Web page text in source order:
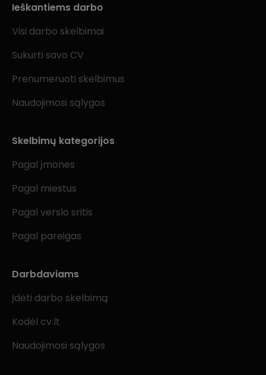
Ieškantiems darbo
Visi darbo skelbimai
Sukurti savo CV
Prenumeruoti skelbimus
Naudojimosi sąlygos
Skelbimų kategorijos
Pagal įmones
Pagal miestus
Pagal verslo sritis
Pagal pareigas
Darbdaviams
Įdėti darbo skelbimą
Kodėl cv.lt
Naudojimosi sąlygos